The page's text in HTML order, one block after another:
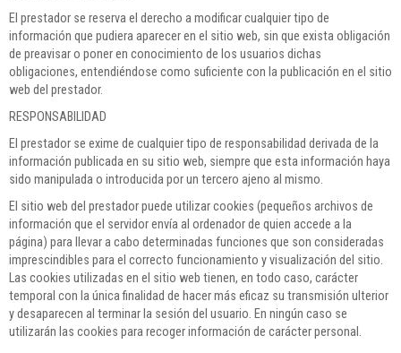
El prestador se reserva el derecho a modificar cualquier tipo de
información que pudiera aparecer en el sitio web, sin que exista obligación
de preavisar o poner en conocimiento de los usuarios dichas
obligaciones, entendiéndose como suficiente con la publicación en el sitio
web del prestador.
RESPONSABILIDAD
El prestador se exime de cualquier tipo de responsabilidad derivada de la
información publicada en su sitio web, siempre que esta información haya
sido manipulada o introducida por un tercero ajeno al mismo.
El sitio web del prestador puede utilizar cookies (pequeños archivos de
información que el servidor envía al ordenador de quien accede a la
página) para llevar a cabo determinadas funciones que son consideradas
imprescindibles para el correcto funcionamiento y visualización del sitio.
Las cookies utilizadas en el sitio web tienen, en todo caso, carácter
temporal con la única finalidad de hacer más eficaz su transmisión ulterior
y desaparecen al terminar la sesión del usuario. En ningún caso se
utilizarán las cookies para recoger información de carácter personal.